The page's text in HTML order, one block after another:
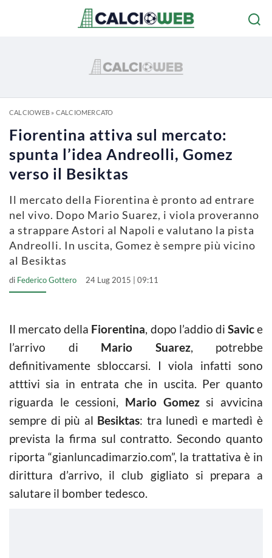
CALCIOWEB» CALCIOMERCATO
Fiorentina attiva sul mercato:
spunta l’idea Andreolli, Gomez
verso il Besiktas
Il mercato della Fiorentina è pronto ad entrare
nel vivo. Dopo Mario Suarez, i viola proveranno
a strappare Astori al Napoli e valutano la pista
Andreolli. In uscita, Gomez è sempre più vicino
al Besiktas
di Federico Gottero 24 Lug 2015 | 09:11
Il mercato della Fiorentina, dopo l’addio di Savice
l’arrivo di Mario Suarez, potrebbe
definitivamente sbloccarsi. I viola infatti sono
atttivi sia in entrata che in uscita. Per quanto
riguarda le cessioni, Mario Gomezsi avvicina
sempre di più al Besiktas: tra lunedì e martedì è
prevista la firma sul contratto. Secondo quanto
riporta “gianluncadimarzio.com”, la trattativa è in
dirittura d’arrivo, il club gigliato si prepara a
salutare il bomber tedesco.